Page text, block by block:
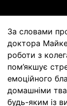
За словами
доктора Майке
роботи з
пом’якшує
емоційного
домашніми
будь-яким із